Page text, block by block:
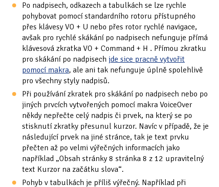
Po nadpisech, odkazech a tabulkách se lze rychle
pohybovat pomocí standardního rotoru přístupného
přes klávesy VO + U nebo přes rotor rychlé navigace,
avšak pro rychlé skákání po nadpisech nefunguje přímá
klávesová zkratka VO + Command + H . Přímou zkratku
pro skákání po nadpisech jde sice pracně vytvořit
pomocí makra, ale ani tak nefunguje úplně spolehlivě
pro všechny styly nadpisů.
Při používání zkratek pro skákání po nadpisech nebo po
jiných prvcích vytvořených pomocí makra VoiceOver
někdy nepřečte celý nadpis či prvek, na který se po
stisknutí zkratky přesunul kurzor. Navíc v případě, že je
následující prvek na jiné stránce, tak je text prvku
přečten až po velmi výřečných informacích jako
například „Obsah stránky 8 stránka 8 z 12 upravitelný
text Kurzor na začátku slova“.
Pohyb v tabulkách je příliš výřečný. Například při